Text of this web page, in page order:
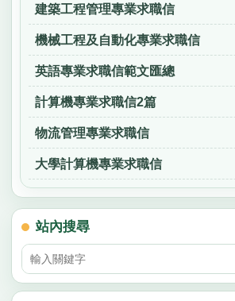
建築工程管理專業求職信
機械工程及自動化專業求職信
英語專業求職信範文匯總
計算機專業求職信2篇
物流管理專業求職信
大學計算機專業求職信
站內搜尋